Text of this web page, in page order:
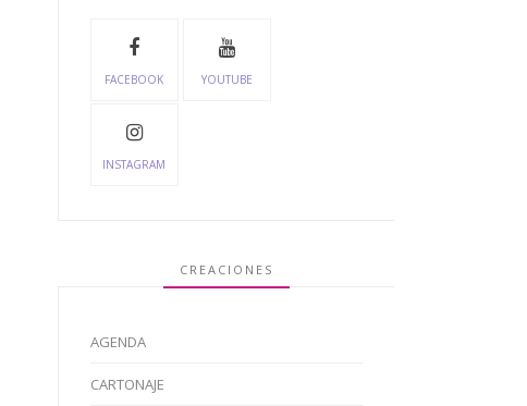
FACEBOOK YOUTUBE
INSTAGRAM
CREACIONES
AGENDA
CARTONAJE